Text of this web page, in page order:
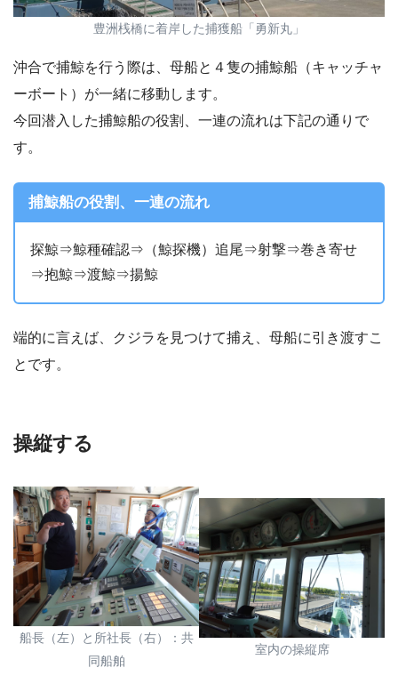
豊洲桟橋に着岸した捕獲船「勇新丸」
沖合で捕鯨を行う際は、母船と４隻の捕鯨船（キャッチャ
ーボート）が一緒に移動します。
今回潜入した捕鯨船の役割、一連の流れは下記の通りで
す。
捕鯨船の役割、一連の流れ
探鯨⇒鯨種確認⇒（鯨探機）追尾⇒射撃⇒巻き寄せ
⇒抱鯨⇒渡鯨⇒揚鯨
端的に言えば、クジラを見つけて捕え、母船に引き渡すこ
とです。
操縦する
船長（左）と所社長（右）：共
同船舶
室内の操縦席